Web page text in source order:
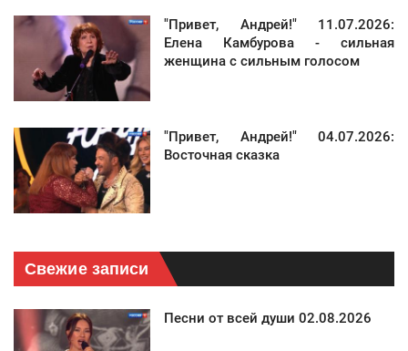
Свежие записи
Песни от всей души 02.08.2026
"Привет, Андрей!" 11.07.2026:
Елена Камбурова - сильная
женщина с сильным голосом
"Привет, Андрей!" 04.07.2026:
Восточная сказка